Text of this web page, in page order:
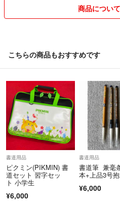
また、発送方法についても、匿名ご
週末、休日、祝日は発送出来ない事
なるべく迅速に対応したいと思って
それでは、どうぞよろしくお願い致
商品につい
こちらの商品もおすすめです
書道用品
ピクミン(PIKMIN) 書
道セット 習字セッ
ト 小学生
¥6,000
書道用品
書道筆 兼毫
本+上品3号
¥6,000